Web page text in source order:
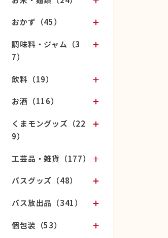
おかず（45）
調味料・ジャム（3
7）
飲料（19）
お酒（116）
くまモングッズ（22
9）
工芸品・雑貨（177）
バスグッズ（48）
バス放出品（341）
個包装（53）